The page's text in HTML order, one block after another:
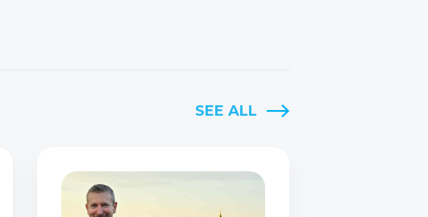
SEE ALL